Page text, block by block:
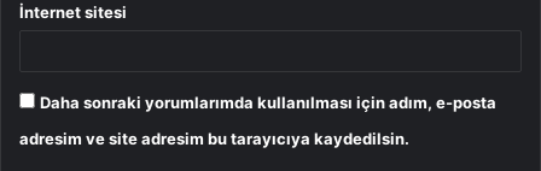
İnternet sitesi
Daha sonraki yorumlarımda kullanılması için adım, e-posta
adresim ve site adresim bu tarayıcıya kaydedilsin.